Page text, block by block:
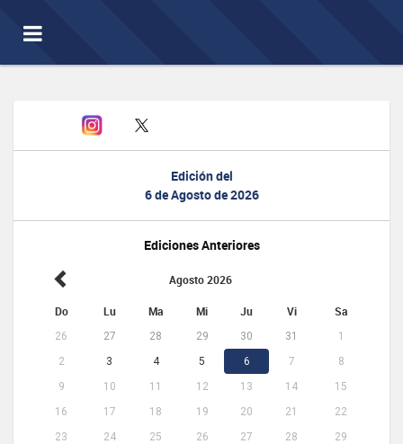
Toggle
navigation
Edición del
6 de Agosto de 2026
Ediciones Anteriores
Agosto 2026
Do Lu Ma Mi Ju Vi Sa
26 27 28 29 30 31
1
2
3 4 5 6 7
8
9
10 11 12 13 14
15
16
17 18 19 20 21
22
23
24 25 26 27 28
29